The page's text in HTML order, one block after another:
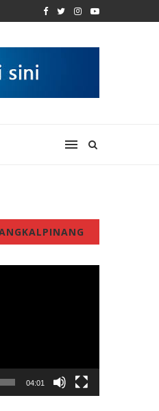
04:01